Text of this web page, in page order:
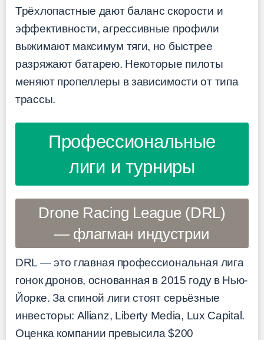
Трёхлопастные дают баланс скорости и
эффективности, агрессивные профили
выжимают максимум тяги, но быстрее
разряжают батарею. Некоторые пилоты
меняют пропеллеры в зависимости от типа
трассы.
Профессиональные
лиги и турниры
Drone Racing League (DRL)
— флагман индустрии
DRL — это главная профессиональная лига
гонок дронов, основанная в 2015 году в Нью-
Йорке. За спиной лиги стоят серьёзные
инвесторы: Allianz, Liberty Media, Lux Capital.
Оценка компании превысила $200